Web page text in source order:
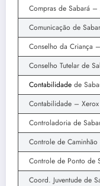
Compras de Sabará –
Comunicação de
Conselho da Criança
Conselho Tutelar de
Contabilidade de
Contabilidade –
Controladoria de
Controle de
Controle de Ponto de
Coord. Juventude de